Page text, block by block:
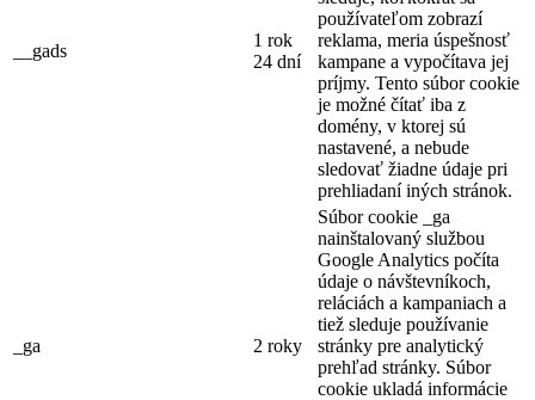
__gads
1 rok
24 dní
používateľom zobrazí
reklama, meria úspešnosť
kampane a vypočítava jej
príjmy. Tento súbor cookie
je možné čítať iba z
domény, v ktorej sú
nastavené, a nebude
sledovať žiadne údaje pri
prehliadaní iných stránok.
_ga 2 roky
Súbor cookie _ga
nainštalovaný službou
Google Analytics počíta
údaje o návštevníkoch,
reláciách a kampaniach a
tiež sleduje používanie
stránky pre analytický
prehľad stránky. Súbor
cookie ukladá informácie